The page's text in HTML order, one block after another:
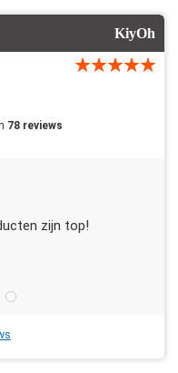
KiyOh
78 reviews
zijn top!